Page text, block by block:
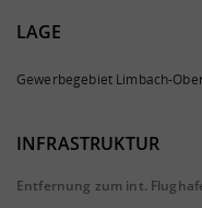
LAGE
Gewerbegebiet Limbach-
INFRASTRUKTUR
Entfernung zum int.